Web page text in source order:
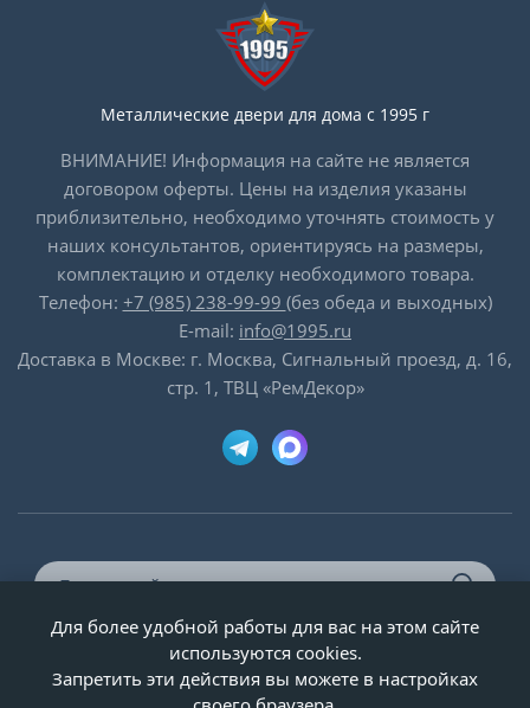
Металлические двери для дома с 1995 г
ВНИМАНИЕ! Информация на сайте не является
договором оферты. Цены на изделия указаны
приблизительно, необходимо уточнять стоимость у
наших консультантов, ориентируясь на размеры,
комплектацию и отделку необходимого товара.
Телефон: +7 (985) 238-99-99 (без обеда и выходных)
E-mail: info@1995.ru
Доставка в Москве: г. Москва, Сигнальный проезд, д. 16,
стр. 1, ТВЦ «РемДекор»
© ООО «Двери-и-точка», ИНН 5020092947, 1995-2026 г.
Для более удобной работы для вас на этом сайте
используются cookies.
Запретить эти действия вы можете в настройках